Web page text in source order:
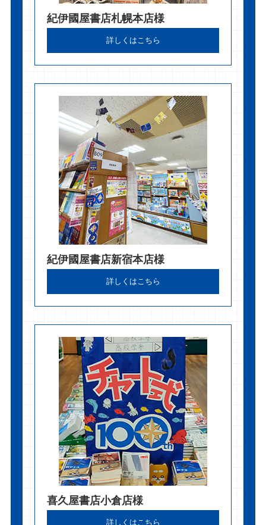
紀伊國屋書店札幌本店様
詳しくはこちら
紀伊國屋書店新宿本店様
詳しくはこちら
喜久屋書店小倉店様
詳しくはこちら